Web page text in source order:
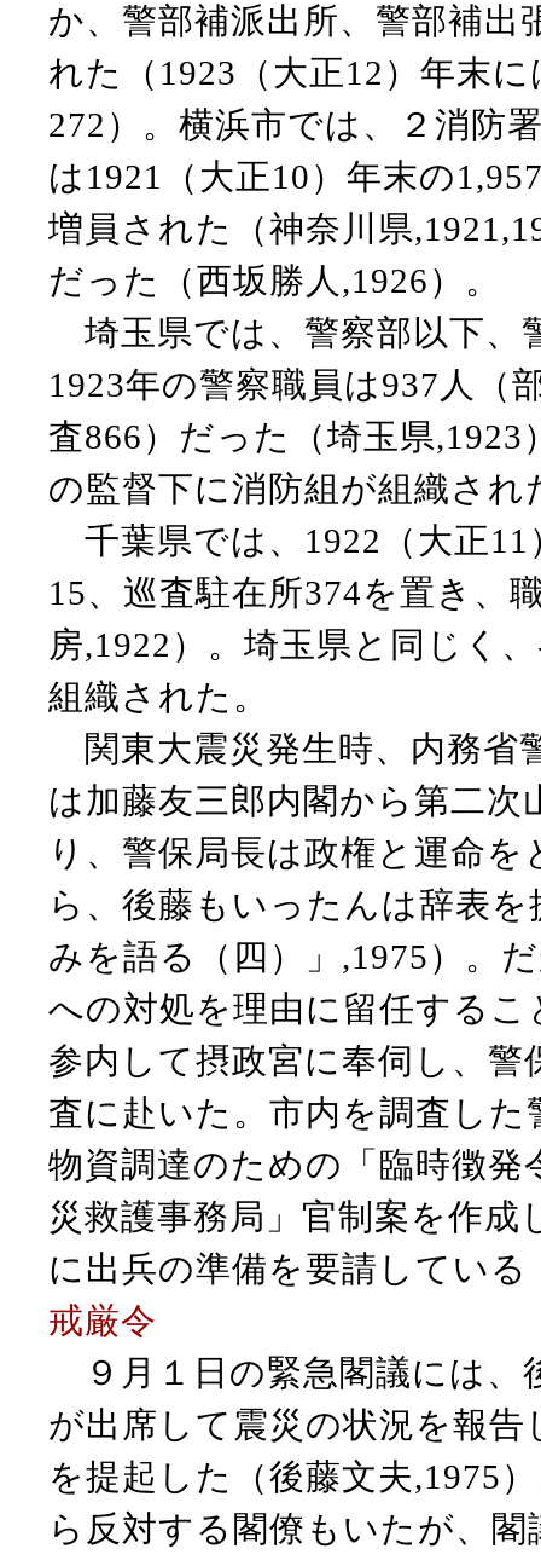
か、警部補派出所、警部補出
れた（1923（大正12）年末
272）。横浜市では、２消防
は1921（大正10）年末の
増員された（神奈川県
だった（西坂勝人,1926）。
埼玉県では、警察部以下、
1923年の警察職員は937人（
査866）だった（埼玉県
の監督下に消防組が組織され
千葉県では、1922（大正11
15、巡査駐在所374を置き、
房,1922）。埼玉県と同じく
組織された。
関東大震災発生時、内務省
は加藤友三郎内閣から第二
り、警保局長は政権と運命
ら、後藤もいったんは辞表
みを語る（四）」,1975）。
への対処を理由に留任する
参内して摂政宮に奉伺し、
査に赴いた。市内を調査し
物資調達のための「臨時徴
災救護事務局」官制案を作
に出兵の準備を要請している
戒厳令
９月１日の緊急閣議には、
が出席して震災の状況を報
を提起した（後藤文夫,1975
ら反対する閣僚もいたが、